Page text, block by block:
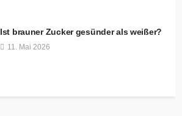
Ist brauner Zucker gesünder als weißer?
11. Mai 2026